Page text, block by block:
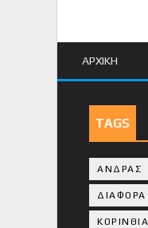
ΑΡΧΙΚΗ
TAGS
ΑΝΔΡΑΣ
ΔΙΑΦΟΡΑ
ΚΟΡΙΝΘΙA